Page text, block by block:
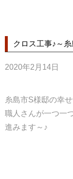
クロス工事♪～
2020年2月14日
糸島市S様邸の幸
職人さんが一つ一
進みます～♪